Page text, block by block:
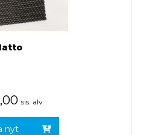
sis. alv
nyt